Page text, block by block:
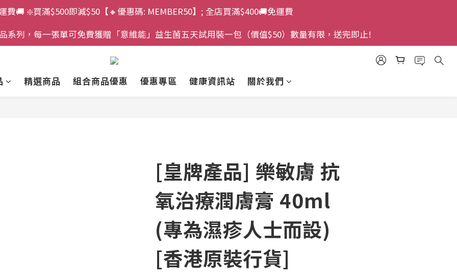
費🚚 ❇️買滿$500即減$50【🔸優惠碼: MEMBER50】; 全店買滿$400🚚免運費
列，每一張單可免費獲贈「意維能」益生菌五天試用裝一包（價值$50）數量有限，送完即止!
精選商品 組合商品優惠 優惠專區 健康資訊站 關於我們
[皇牌產品] 樂敏膚 抗
氧治療潤膚膏 40ml
(專為濕疹人士而設)
[香港原裝行貨]